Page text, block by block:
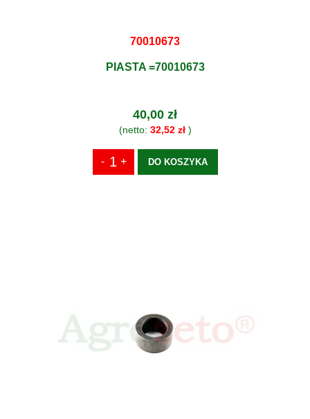
70010673
PIASTA =70010673
40,00 zł
(netto: 32,52 zł)
DO KOSZYKA